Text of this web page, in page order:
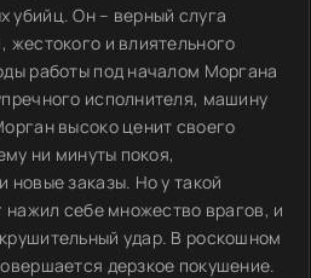
убийц. Он – верный слуга
и влиятельного
работы под началом Моргана
исполнителя, машину
высоко ценит своего
ни минуты покоя,
новые заказы. Но у такой
нажил себе множество врагов, и
удар. В роскошном
дерзкое покушение.